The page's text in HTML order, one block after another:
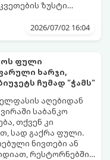
ზუსტი
ციფრულ
2026/07/02 16:04
ფული
ხარჯი,
ჩუმად "ჭამს"
აღებიდან
საბანკო
თქვენ კი
სად გაქრა ფული.
ნივთები ან
რესტორნებშიც